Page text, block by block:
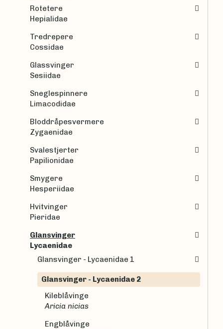
Rotetere
Hepialidae
Tredrepere
Cossidae
Glassvinger
Sesiidae
Sneglespinnere
Limacodidae
Bloddråpesvermere
Zygaenidae
Svalestjerter
Papilionidae
Smygere
Hesperiidae
Hvitvinger
Pieridae
Glansvinger
Lycaenidae
Glansvinger - Lycaenidae 1
Glansvinger - Lycaenidae 2
Kileblåvinge
Aricia nicias
Engblåvinge